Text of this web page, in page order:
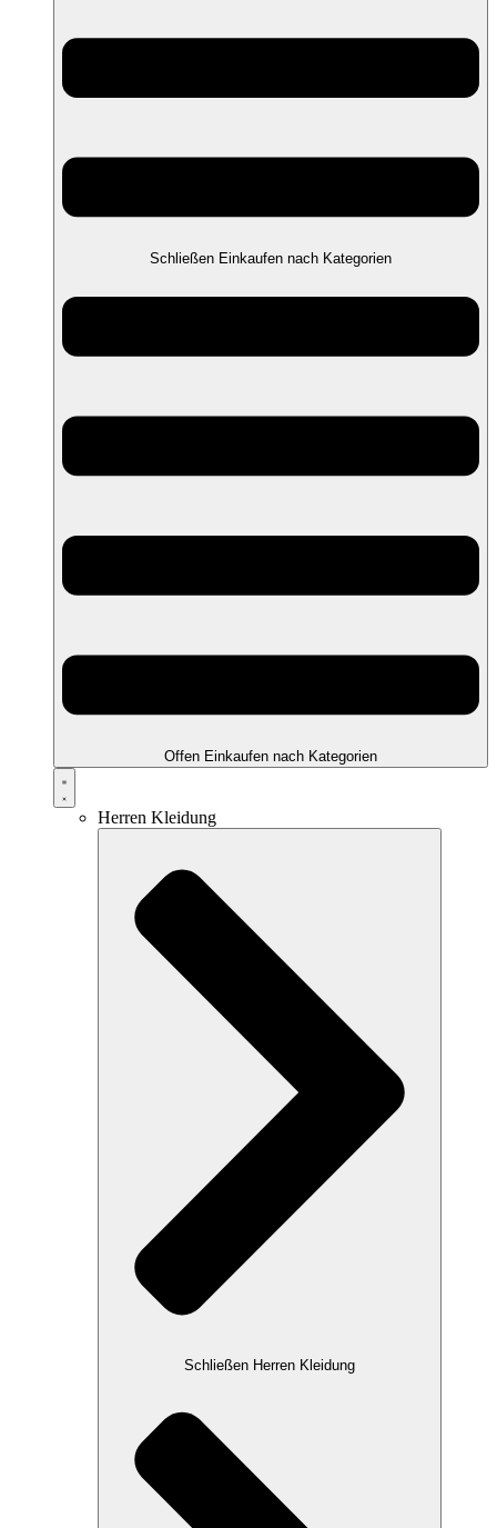
Schließen Einkaufen nach Kategorien
Offen Einkaufen nach Kategorien
Herren Kleidung
Schließen Herren Kleidung